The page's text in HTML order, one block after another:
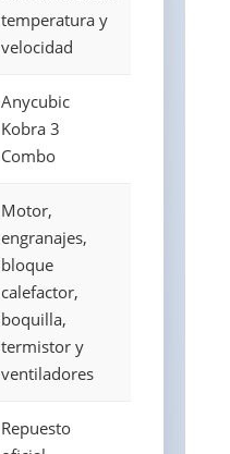
temperatura y
velocidad
Anycubic
Kobra 3
Combo
Motor,
engranajes,
bloque
calefactor,
boquilla,
termistor y
ventiladores
Repuesto